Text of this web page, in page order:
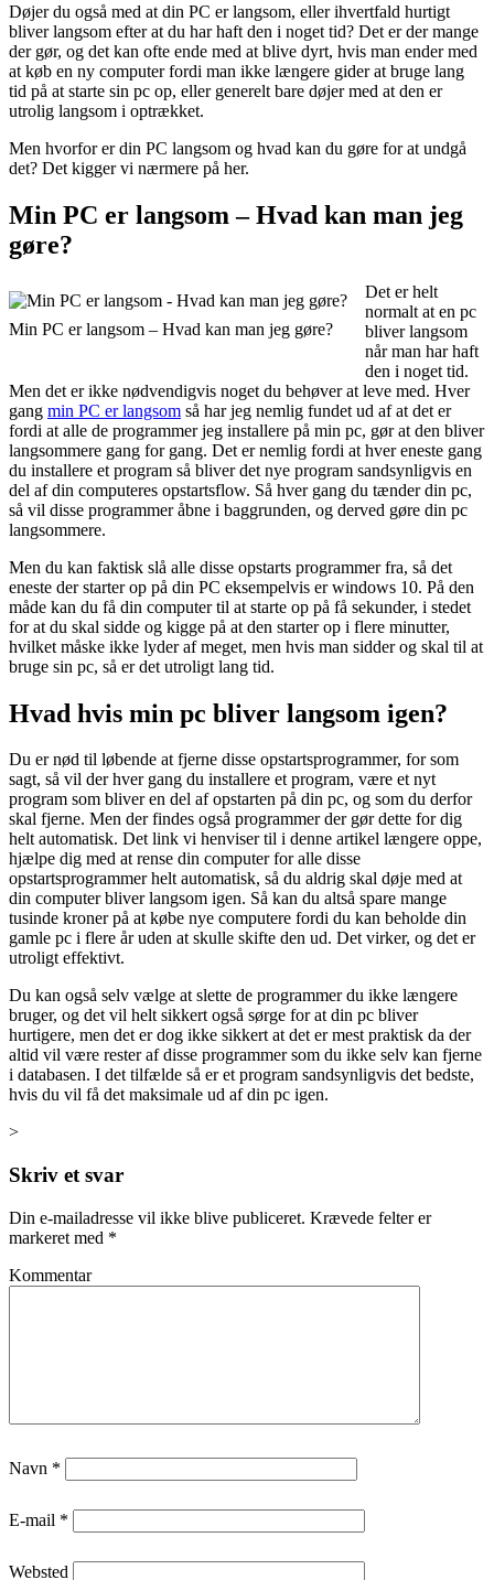
Døjer du også med at din PC er langsom, eller ihvertfald hurtigt
bliver langsom efter at du har haft den i noget tid? Det er der mange
der gør, og det kan ofte ende med at blive dyrt, hvis man ender med
at køb en ny computer fordi man ikke længere gider at bruge lang
tid på at starte sin pc op, eller generelt bare døjer med at den er
utrolig langsom i optrækket.
Men hvorfor er din PC langsom og hvad kan du gøre for at undgå
det? Det kigger vi nærmere på her.
Min PC er langsom – Hvad kan man jeg
gøre?
Min PC er langsom – Hvad kan man jeg gøre?
Det er helt
normalt at en pc
bliver langsom
når man har haft
den i noget tid.
Men det er ikke nødvendigvis noget du behøver at leve med. Hver
gang min PC er langsom så har jeg nemlig fundet ud af at det er
fordi at alle de programmer jeg installere på min pc, gør at den bliver
langsommere gang for gang. Det er nemlig fordi at hver eneste gang
du installere et program så bliver det nye program sandsynligvis en
del af din computeres opstartsflow. Så hver gang du tænder din pc,
så vil disse programmer åbne i baggrunden, og derved gøre din pc
langsommere.
Men du kan faktisk slå alle disse opstarts programmer fra, så det
eneste der starter op på din PC eksempelvis er windows 10. På den
måde kan du få din computer til at starte op på få sekunder, i stedet
for at du skal sidde og kigge på at den starter op i flere minutter,
hvilket måske ikke lyder af meget, men hvis man sidder og skal til at
bruge sin pc, så er det utroligt lang tid.
Hvad hvis min pc bliver langsom igen?
Du er nød til løbende at fjerne disse opstartsprogrammer, for som
sagt, så vil der hver gang du installere et program, være et nyt
program som bliver en del af opstarten på din pc, og som du derfor
skal fjerne. Men der findes også programmer der gør dette for dig
helt automatisk. Det link vi henviser til i denne artikel længere oppe,
hjælpe dig med at rense din computer for alle disse
opstartsprogrammer helt automatisk, så du aldrig skal døje med at
din computer bliver langsom igen. Så kan du altså spare mange
tusinde kroner på at købe nye computere fordi du kan beholde din
gamle pc i flere år uden at skulle skifte den ud. Det virker, og det er
utroligt effektivt.
Du kan også selv vælge at slette de programmer du ikke længere
bruger, og det vil helt sikkert også sørge for at din pc bliver
hurtigere, men det er dog ikke sikkert at det er mest praktisk da der
altid vil være rester af disse programmer som du ikke selv kan fjerne
i databasen. I det tilfælde så er et program sandsynligvis det bedste,
hvis du vil få det maksimale ud af din pc igen.
>
Skriv et svar
Din e-mailadresse vil ikke blive publiceret. Krævede felter er
markeret med *
Kommentar
Navn *
E-mail *
Websted